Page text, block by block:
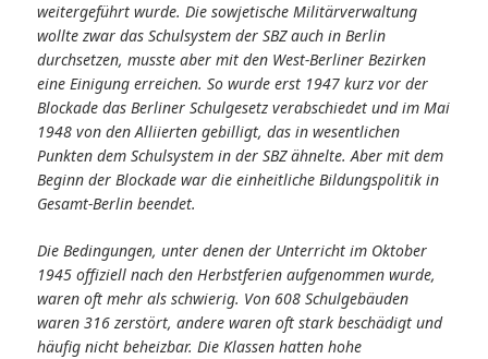
weitergeführt wurde. Die sowjetische Militärverwaltung
wollte zwar das Schulsystem der SBZ auch in Berlin
durchsetzen, musste aber mit den West-Berliner Bezirken
eine Einigung erreichen. So wurde erst 1947 kurz vor der
Blockade das Berliner Schulgesetz verabschiedet und im Mai
1948 von den Alliierten gebilligt, das in wesentlichen
Punkten dem Schulsystem in der SBZ ähnelte. Aber mit dem
Beginn der Blockade war die einheitliche Bildungspolitik in
Gesamt-Berlin beendet.
Die Bedingungen, unter denen der Unterricht im Oktober
1945 offiziell nach den Herbstferien aufgenommen wurde,
waren oft mehr als schwierig. Von 608 Schulgebäuden
waren 316 zerstört, andere waren oft stark beschädigt und
häufig nicht beheizbar. Die Klassen hatten hohe